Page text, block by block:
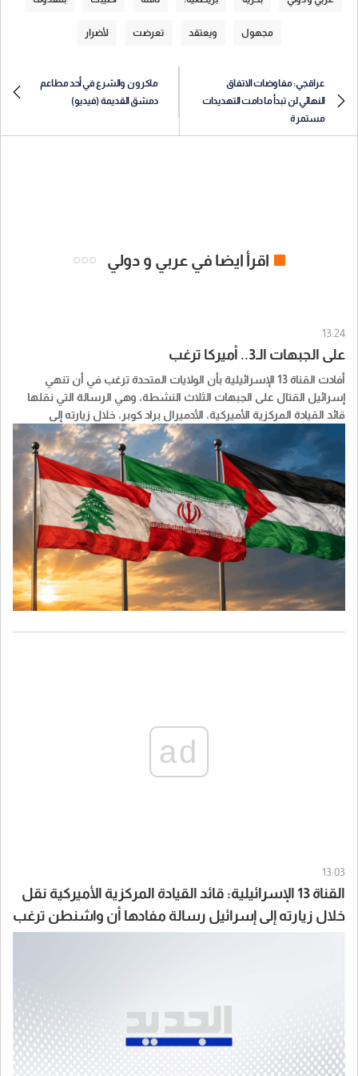
مجهول ويعتقد تعرضت لأضرار
عراقجي: مفاوضات الاتفاق
النهائي لن تبدأ ما دامت التهديدات
مستمرة
ماكرون والشرع في أحد مطاعم
دمشق القديمة (فيديو)
اقرأ ايضا في عربي و دولي
13:24
على الجبهات الـ3.. أميركا ترغب
أفادت القناة 13 الإسرائيلية بأن الولايات المتحدة ترغب في أن تنهي
إسرائيل القتال على الجبهات الثلاث النشطة، وهي الرسالة التي نقلها
قائد القيادة المركزية الأميركية، الأدميرال براد كوبر، خلال زيارته إلى
إسرائيل في عطلة نهاية الأسبوع.
وبحسب القناة، أبلغ الجيش الإسرائيلي الجانب الأميركي بأنه يحتفظ بخيار
التدخل في إيران إذا أظهرت المعلومات الاستخباراتية أن طهران تواصل
مساعيها لامتلاك أسلحة نووية وإعادة تأهيل منظومتها للصواريخ
الباليستية.
أما في لبنان، فيطالب الأميركيون الجيش الإسرائيلي بالانسحاب من نقاط
إضافية في المنطقة الأمنية جنوب البلاد، فيما يطالبون في غزة بإحراز
تقدم ودخول القوة متعددة الجنسيات، التي تضم حاليًا مئات الجنود من
المغرب وأوغندا.
ad
13:03
القناة 13 الإسرائيلية: قائد القيادة المركزية الأميركية نقل
خلال زيارته إلى إسرائيل رسالة مفادها أن واشنطن ترغب